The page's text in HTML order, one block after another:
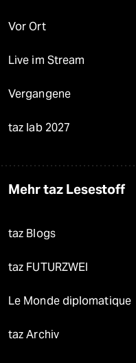
Vor Ort
Live im Stream
Vergangene
taz lab 2027
Mehr taz Lesestoff
taz Blogs
taz FUTURZWEI
Le Monde diplomatique
taz Archiv